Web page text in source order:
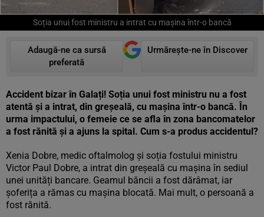
Soția unui fost ministru a intrat cu mașina într-o bancă
Adaugă-ne ca sursă
preferată
Urmărește-ne în Discover
Accident bizar în Galați! Soția unui fost ministru nu a fost
atentă și a intrat, din greșeală, cu mașina într-o bancă. În
urma impactului, o femeie ce se afla în zona bancomatelor
a fost rănită și a ajuns la spital. Cum s-a produs accidentul?
Xenia Dobre, medic oftalmolog și soția fostului ministru
Victor Paul Dobre, a intrat din greșeală cu mașina în sediul
unei unități bancare. Geamul băncii a fost dărâmat, iar
șoferița a rămas cu mașina blocată. Mai mult, o persoană a
fost rănită.